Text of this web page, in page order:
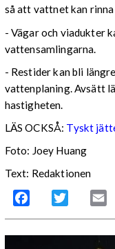
så att vattnet kan
- Vägar och viadukter
vattensamlingarna.
- Restider kan bli
vattenplaning. Avsätt
hastigheten.
LÄS OCKSÅ: Tyskt
Foto: Joey Huang
Text: Redaktionen
Facebook Twitter